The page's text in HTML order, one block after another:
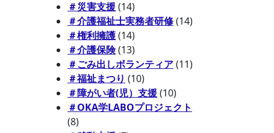
＃災害支援(14)
＃介護福祉士実務者研修(14)
＃権利擁護(14)
＃介護保険(13)
＃ごみ出しボランティア(11)
＃福祉まつり (10)
＃障がい者(児）支援(10)
＃OKA学LABOプロジェクト
(8)